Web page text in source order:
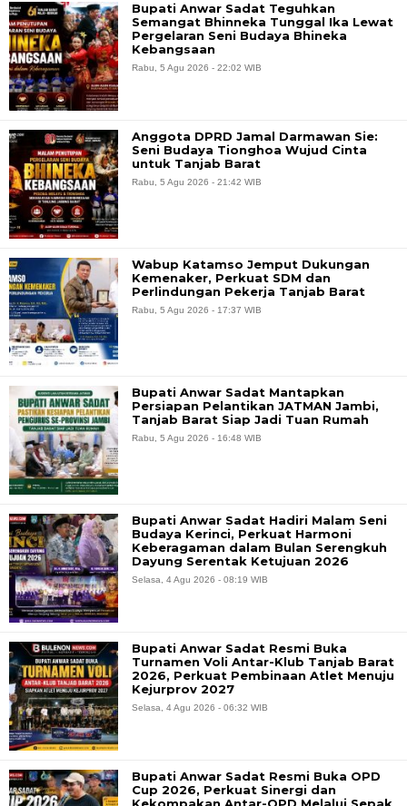
Bupati Anwar Sadat Teguhkan
Semangat Bhinneka Tunggal Ika Lewat
Pergelaran Seni Budaya Bhineka
Kebangsaan
Rabu, 5 Agu 2026 - 22:02 WIB
Anggota DPRD Jamal Darmawan Sie:
Seni Budaya Tionghoa Wujud Cinta
untuk Tanjab Barat
Rabu, 5 Agu 2026 - 21:42 WIB
Wabup Katamso Jemput Dukungan
Kemenaker, Perkuat SDM dan
Perlindungan Pekerja Tanjab Barat
Rabu, 5 Agu 2026 - 17:37 WIB
Bupati Anwar Sadat Mantapkan
Persiapan Pelantikan JATMAN Jambi,
Tanjab Barat Siap Jadi Tuan Rumah
Rabu, 5 Agu 2026 - 16:48 WIB
Bupati Anwar Sadat Hadiri Malam Seni
Budaya Kerinci, Perkuat Harmoni
Keberagaman dalam Bulan Serengkuh
Dayung Serentak Ketujuan 2026
Selasa, 4 Agu 2026 - 08:19 WIB
Bupati Anwar Sadat Resmi Buka
Turnamen Voli Antar-Klub Tanjab Barat
2026, Perkuat Pembinaan Atlet Menuju
Kejurprov 2027
Selasa, 4 Agu 2026 - 06:32 WIB
Bupati Anwar Sadat Resmi Buka OPD
Cup 2026, Perkuat Sinergi dan